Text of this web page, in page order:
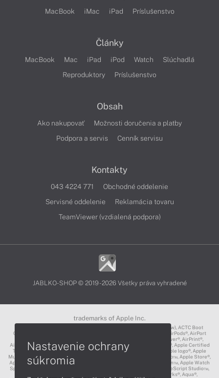
MacBook iMac iPad Príslušenstvo
Články
MacBook Mac iPad iPod Watch
Slúchadlá
Reproduktory
Príslušenstvo
Obsah
Ako nakupovať
Možnosti doručenia a platby
Podpora a servis
Cenník servisu
Kontakty
043 4224 771
Obchodné oddelenie
Servisné oddelenie
Reklamácia tovaru
TeamViewer (vzdialená podpora)
JABLKO-SHOP © 2019 - 2026 Všetky práva vyhradené
trademarks of Apple Inc.
3D Touch®, .Mac℠, ACOT2℠, ACOT℠ (Apple Classrooms of Tomorrow), ACTC Boot
Camp℠, AirDrop®, AirMac®, AirPlay Logo™, AirPlay®, AirPods Pro™, AirPods®, AirPort
Express®, AirPort Extreme®, AirPort Time Capsule®, AirPort®, AirPower®, AirPrint®,
AirTunes™, Animoji®, Aperture®, App Nap®, App Store®, Apple CarPlay®, Apple Certified
Trainer℠, Apple Cinema Display®, Apple Consultants Network℠, Apple logo®, Apple
Music®, Apple News®, Apple Pay®, Apple Pencil®, Apple Remote Desktop™, Apple Store®,
Apple Studio Display™, Apple TV®, Apple Wallet™, Apple Watch Edition™, Apple Watch
Sport™, Apple Watch®, Apple®, Apple®, AppleCare®, AppleLink™, AppleScript Studio™,
AppleScript®, AppleShare®, AppleTalk®, AppleVision™, AppleWorks®, Aqua®,
Nastavenie ochrany
súkromia